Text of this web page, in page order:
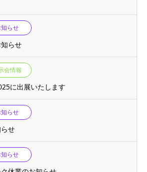
知らせ
らせ
会情報
に出展いたします
知らせ
せ
知らせ